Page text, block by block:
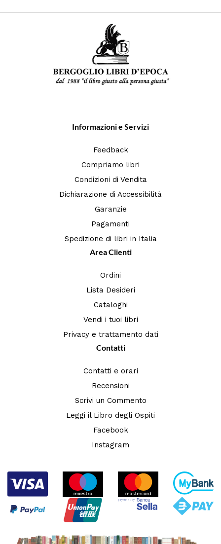
Informazioni e Servizi
Feedback
Compriamo libri
Condizioni di Vendita
Dichiarazione di Accessibilità
Garanzie
Pagamenti
Spedizione di libri in Italia
Area Clienti
Ordini
Lista Desideri
Cataloghi
Vendi i tuoi libri
Privacy e trattamento dati
Contatti
Contatti e orari
Recensioni
Scrivi un Commento
Leggi il Libro degli Ospiti
Facebook
Instagram